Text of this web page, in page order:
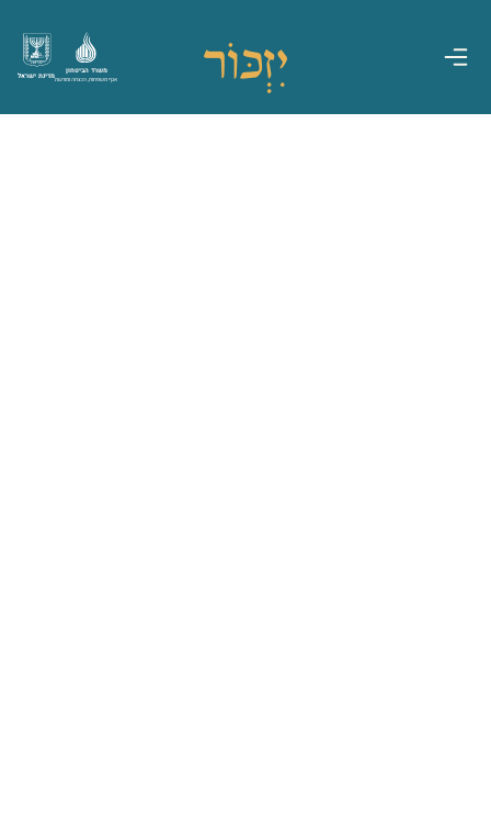
מדינת ישראל
משרד הביטחון
אגף משפחות, הנצחה ומורשת